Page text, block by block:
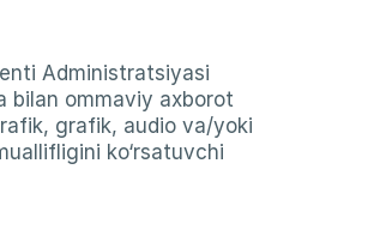
Administratsiyasi
bilan ommaviy axborot
grafik, audio va/yoki
ko‘rsatuvchi